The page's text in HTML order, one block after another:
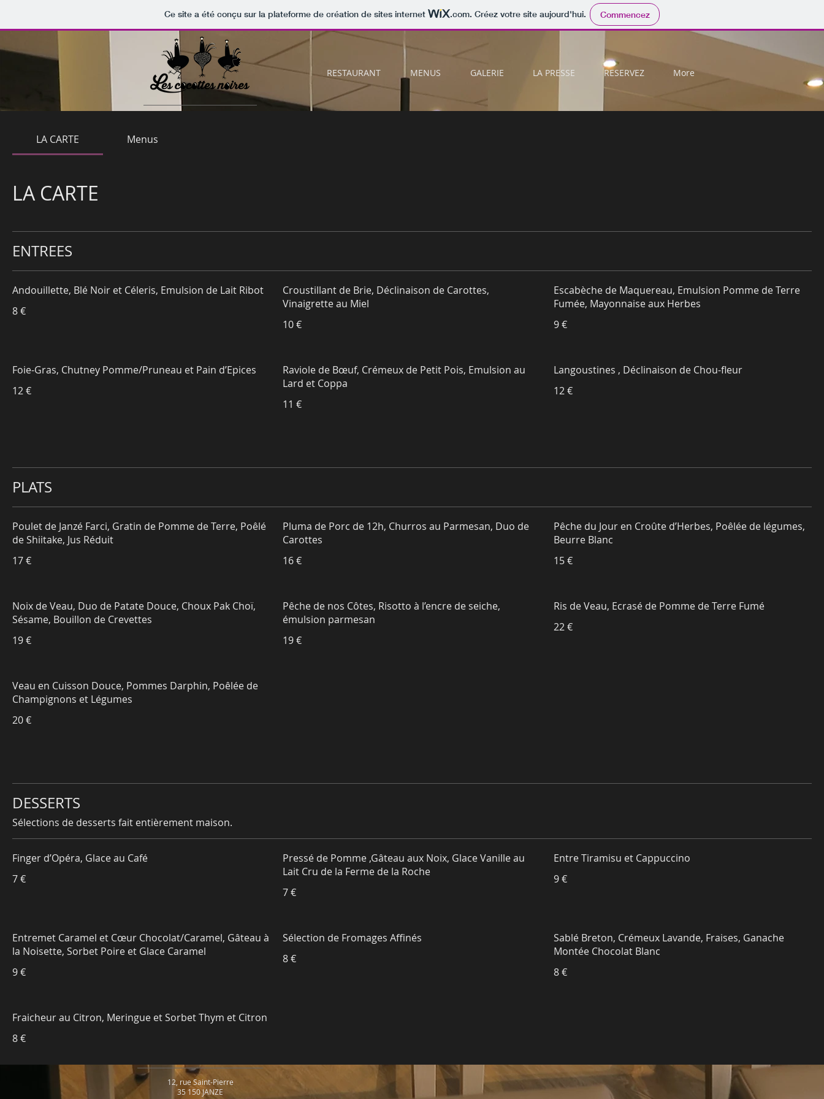
Ce site a été conçu sur la plateforme de création de sites internet .com. Créez votre site aujourd'hui. Commencez
RESTAURANT MENUS GALERIE LA PRESSE RESERVEZ More
LA CARTE Menus
LA CARTE
ENTREES
Andouillette, Blé Noir et Céleris, Emulsion de Lait Ribot
8 €
Croustillant de Brie, Déclinaison de Carottes,
Vinaigrette au Miel
10 €
Escabèche de Maquereau, Emulsion Pomme de Terre
Fumée, Mayonnaise aux Herbes
9 €
Foie-Gras, Chutney Pomme/Pruneau et Pain d’Epices
12 €
Raviole de Bœuf, Crémeux de Petit Pois, Emulsion au
Lard et Coppa
11 €
Langoustines , Déclinaison de Chou-fleur
12 €
PLATS
Poulet de Janzé Farci, Gratin de Pomme de Terre, Poêlé
de Shiitake, Jus Réduit
17 €
Pluma de Porc de 12h, Churros au Parmesan, Duo de
Carottes
16 €
Pêche du Jour en Croûte d’Herbes, Poêlée de légumes,
Beurre Blanc
15 €
Noix de Veau, Duo de Patate Douce, Choux Pak Choï,
Sésame, Bouillon de Crevettes
19 €
Pêche de nos Côtes, Risotto à l’encre de seiche,
émulsion parmesan
19 €
Ris de Veau, Ecrasé de Pomme de Terre Fumé
22 €
Veau en Cuisson Douce, Pommes Darphin, Poêlée de
Champignons et Légumes
20 €
DESSERTS
Sélections de desserts fait entièrement maison.
Finger d’Opéra, Glace au Café
7 €
Pressé de Pomme ,Gâteau aux Noix, Glace Vanille au
Lait Cru de la Ferme de la Roche
7 €
Entre Tiramisu et Cappuccino
9 €
Entremet Caramel et Cœur Chocolat/Caramel, Gâteau à
la Noisette, Sorbet Poire et Glace Caramel
9 €
Sélection de Fromages Affinés
8 €
Sablé Breton, Crémeux Lavande, Fraises, Ganache
Montée Chocolat Blanc
8 €
Fraicheur au Citron, Meringue et Sorbet Thym et Citron
8 €
12, rue Saint-Pierre
35 150 JANZE